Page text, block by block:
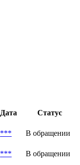
Дата
Статус
***
В обращении
***
В обращении